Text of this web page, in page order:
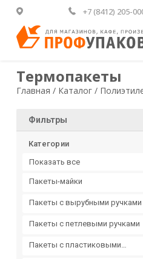
+7 (8412) 205-
Термопакеты
Главная / Каталог /
Фильтры
Категории
Показать все
Пакеты-майки
Пакеты с вырубными ручками
Пакеты с петлевыми ручками
Пакеты с пластиковыми